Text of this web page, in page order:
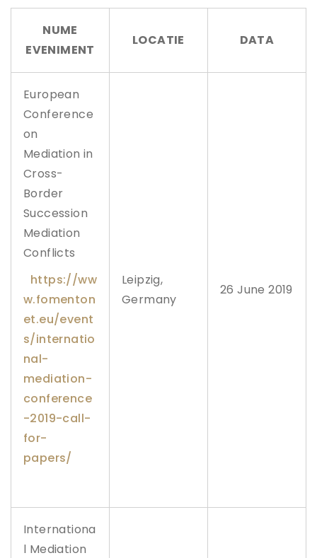
e
n
a
n
a
t
a
u
r
e
d
C
s
a
t
i
e
s
i
u
s
i
i
e
n
a
r
NUME
EVENIMENT
LOCATIE DATA
European
Conference
on
Mediation in
Cross-
Border
Succession
Mediation
Conflicts
https://ww
w.fomenton
et.eu/event
s/internatio
nal-
mediation-
conference
-2019-call-
for-
papers/
Leipzig,
Germany
26 June 2019
Internationa
l Mediation